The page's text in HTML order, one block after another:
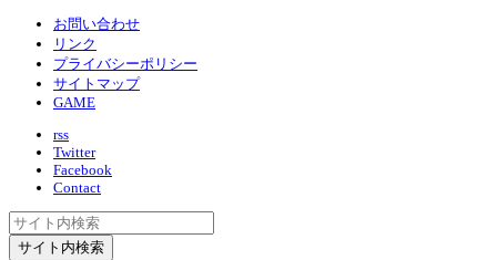
お問い合わせ
リンク
プライバシーポリシー
サイトマップ
GAME
rss
Twitter
Facebook
Contact